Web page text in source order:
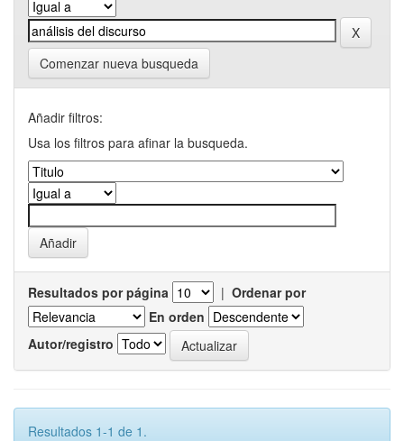
Comenzar nueva busqueda
Añadir filtros:
Usa los filtros para afinar la busqueda.
Resultados por página | Ordenar por
En orden
Autor/registro
Resultados 1-1 de 1.